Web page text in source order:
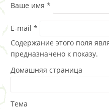
Ваше имя *
E-mail *
Содержание этого поля
предназначено к показу.
Домашняя страница
Тема